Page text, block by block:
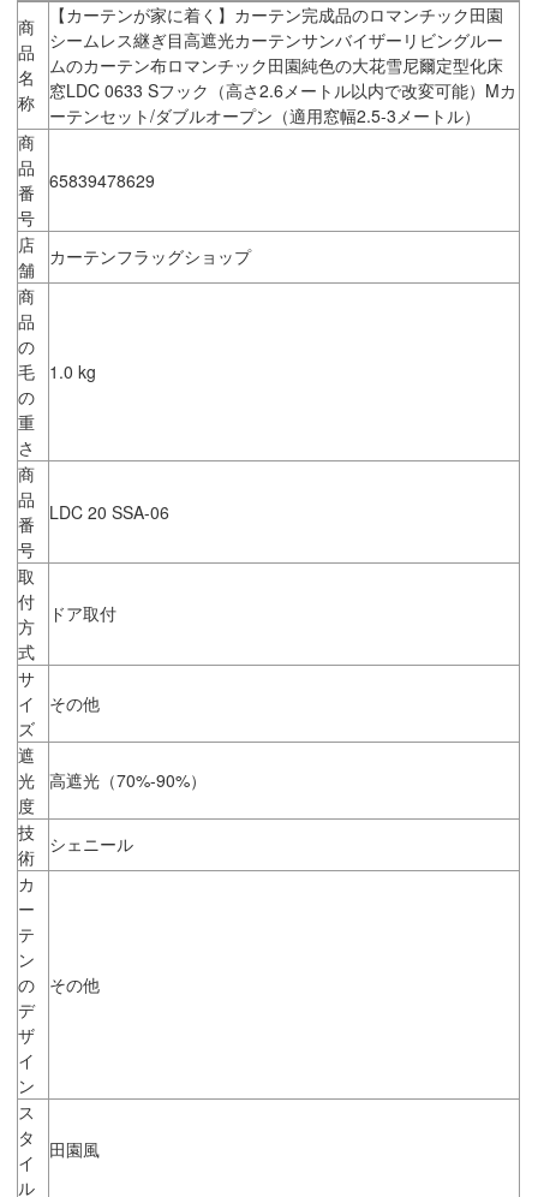
商
品
名
称
【カーテンが家に着く】カーテン完成品のロマンチック田園
シームレス継ぎ目高遮光カーテンサンバイザーリビングルー
ムのカーテン布ロマンチック田園純色の大花雪尼爾定型化床
窓LDC 0633 Sフック（高さ2.6メートル以内で改変可能）Mカ
ーテンセット/ダブルオープン（適用窓幅2.5-3メートル）
商
品
番
号
65839478629
店
舗
カーテンフラッグショップ
商
品
の
毛
の
重
さ
1.0 kg
商
品
番
号
LDC 20 SSA-06
取
付
方
式
ドア取付
サ
イ
ズ
その他
遮
光
度
高遮光（70%-90%）
技
術
シェニール
カ
ー
テ
ン
の
デ
ザ
イ
ン
その他
ス
タ
イ
ル
田園風